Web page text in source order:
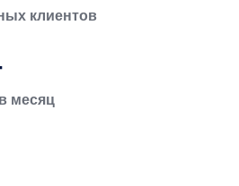
клиентов
месяц